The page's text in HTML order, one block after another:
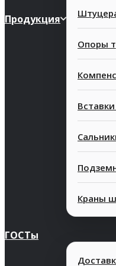
Продукция
Опоры
Краны
ГОСТы